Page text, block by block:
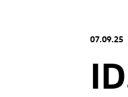
07.09.25